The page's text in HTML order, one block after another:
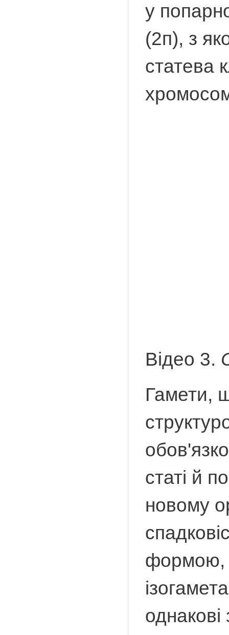
у
(2п), з
статева
Відео 3.
Гамети,
статі й
новому
формою,